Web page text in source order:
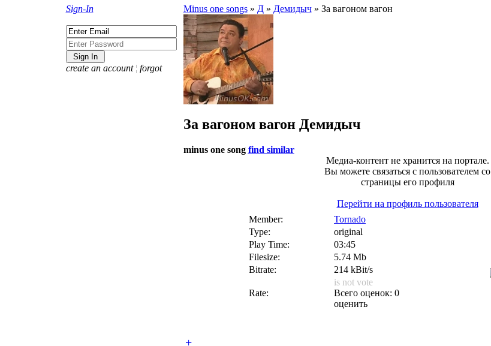
Sign-In
create an account ¦ forgot
Minus one songs» Д» Демидыч» За вагоном вагон
За вагоном вагон Демидыч
minus one song find similar
Медиа-контент не хранится на портале.
Вы можете связаться с пользователем со
страницы его профиля
Перейти на профиль пользователя
Member:
Tornado
Type:
original
Play Time:
03:45
Filesize:
5.74 Mb
Bitrate:
214 kBit/s
Rate:
is not vote
Всего оценок: 0
оценить
+